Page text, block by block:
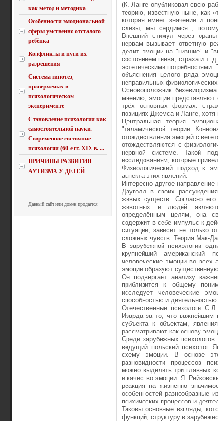
как метод и методика
Особенности эмоциональной
сферы умственно отсталого
ребёнка
Конфликты и пути их
разрешения
Система гипотез,
проверяемых в
психологическом
эксперименте
Становление психологии как
самостоятельной науки.
Современное состояние
психологии (60-е гг. XIX в. ...
ПРИЧИНЫ РАЗВИТИЯ
АУТИЗМА У ДЕТЕЙ
Данный сайт или домен продается
(К. Ланге опубликовал свою
теорию, известную ныне, как
которая имеет значение и
слезы, мы сердимся ,
Внешний стимул через
нервам вызывает ответную
делит эмоции на "низшие" и
состоянием гнева, страха и т.
эстетическими
объяснения целого ряда
неправильных
Основоположник
мнению, эмоции представляют
трёх основных формах:
позициях Джемса и Ланге,
Центральная теория
"таламической теории
отождествления эмоций с
отождествляются с
нервной системе. Такой
исследованиям, которые
Физиологический подход к
аспекта этих явлений.
Интересно другое
Дауголл в своих
живых существ. Согласно его
животных и людей
определённым целям, она
содержит в себе импульс к
ситуации, зависит не только
сложных чувств. Теория Мак-
В зарубежной психологии
крупнейший американский
человеческие эмоции во всех
эмоции образуют
Он подвергает анализу
приблизится к общему
исследует человеческие
способностью и деятельностью
Отечественные психологи
Изарда за то, что важнейшим
субъекта к объектам,
рассматривают как основу
Среди зарубежных
ведущий польский психолог
схему эмоции. В основе
разновидности процессов
можно выделить три главных
и качество эмоции. Я.
реакция на жизненно
особенностей разнообразные
психических процессов и
Таковы основные взгляды,
функций, структуру в